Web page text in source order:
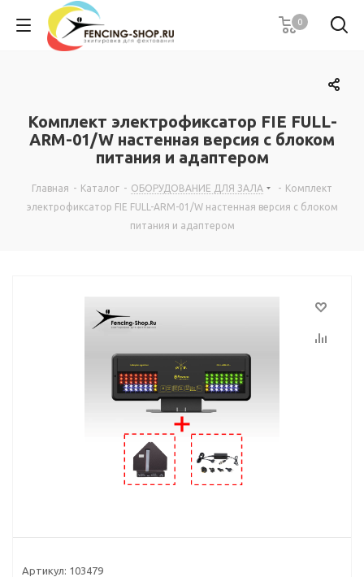
0
Комплект электрофиксатор FIE FULL-
ARM-01/W настенная версия с блоком
питания и адаптером
Главная - Каталог - ОБОРУДОВАНИЕ ДЛЯ ЗАЛА - Комплект
электрофиксатор FIE FULL-ARM-01/W настенная версия с блоком
питания и адаптером
Артикул: 103479